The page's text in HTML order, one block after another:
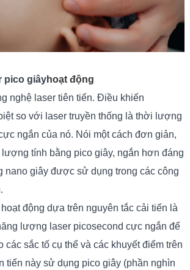
pico giâyhoạt động
nghệ laser tiên tiến. Điều khiến
so với laser truyền thống là thời lượng
ngắn của nó. Nói một cách đơn giản,
tính bằng pico giây, ngắn hơn đáng
nano giây được sử dụng trong các công
động dựa trên nguyên tắc cải tiến là
lượng laser picosecond cực ngắn để
các sắc tố cụ thể và các khuyết điểm trên
tiến này sử dụng pico giây (phần nghìn